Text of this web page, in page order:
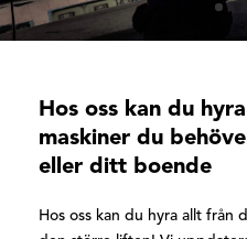
Hos oss kan du
maskiner du
eller ditt boende
Hos oss kan du hyra allt från